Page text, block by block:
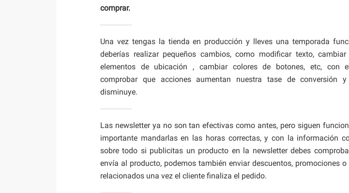
comprar.
Una vez tengas la tienda en producción y lleves una temporada
deberías realizar pequeños cambios, como modificar texto, cambiar
elementos de ubicación , cambiar colores de botones, etc, con
comprobar que acciones aumentan nuestra tase de conversión
disminuye.
Las newsletter ya no son tan efectivas como antes, pero siguen
importante mandarlas en las horas correctas, y con la información
sobre todo si publicitas un producto en la newsletter debes
envía al producto, podemos también enviar descuentos, promociones o
relacionados una vez el cliente finaliza el pedido.